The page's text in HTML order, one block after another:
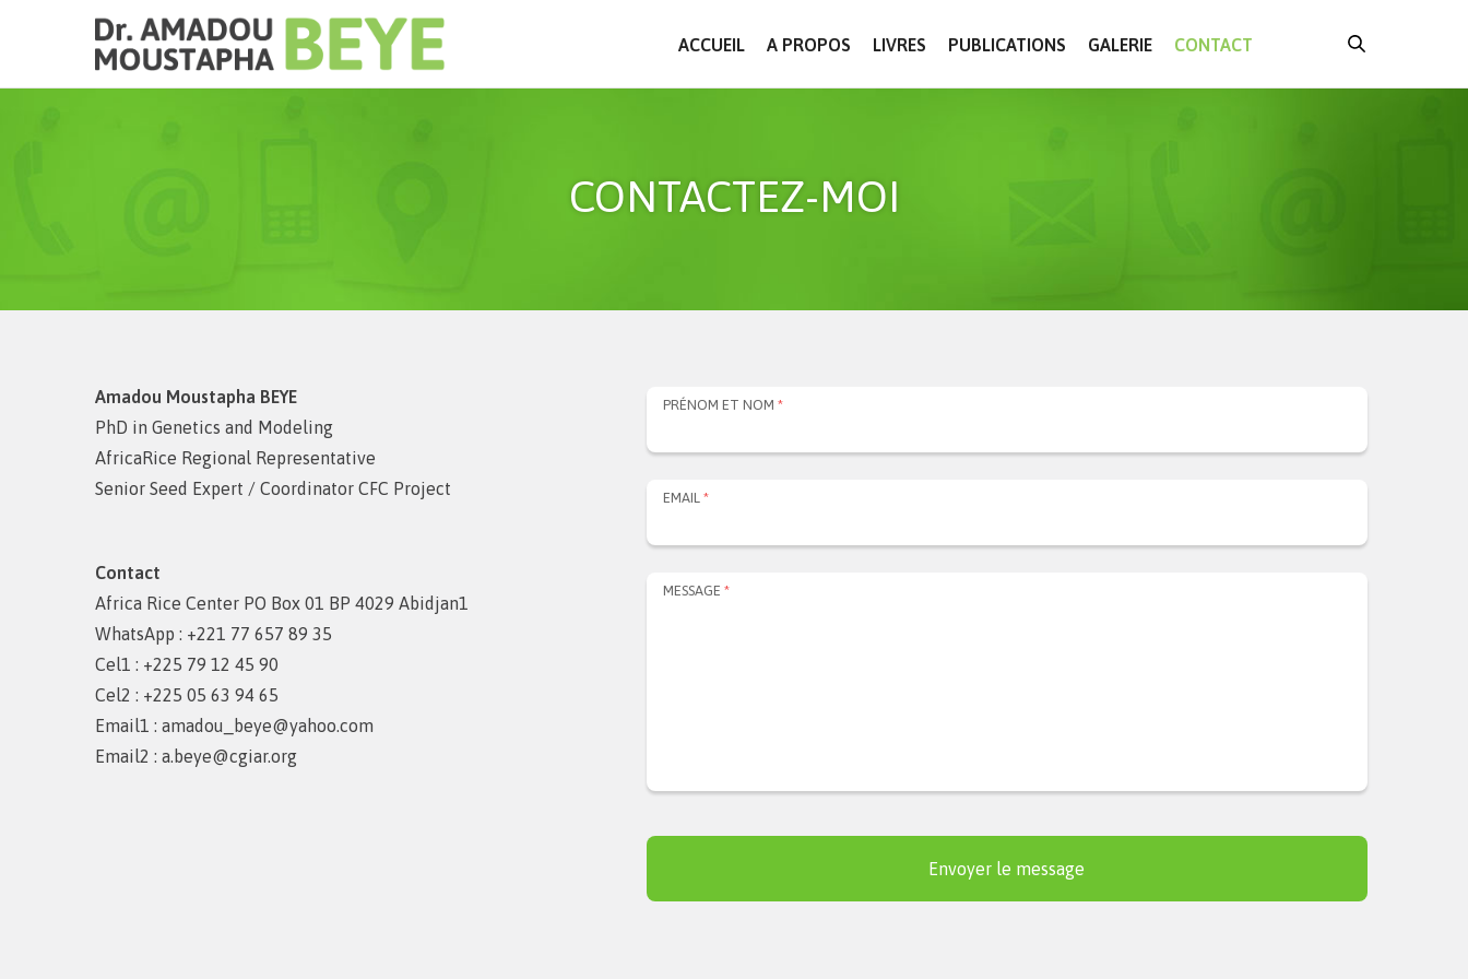
ACCUEIL A PROPOS LIVRES PUBLICATIONS GALERIE CONTACT
CONTACTEZ-MOI
Amadou Moustapha BEYE
PhD in Genetics and Modeling
AfricaRice Regional Representative
Senior Seed Expert / Coordinator CFC Project
Contact
Africa Rice Center PO Box 01 BP 4029 Abidjan1
WhatsApp : +221 77 657 89 35
Cel1 : +225 79 12 45 90
Cel2 : +225 05 63 94 65
Email1 : amadou_beye@yahoo.com
Email2 : a.beye@cgiar.org
PRÉNOM ET NOM *
EMAIL *
MESSAGE *